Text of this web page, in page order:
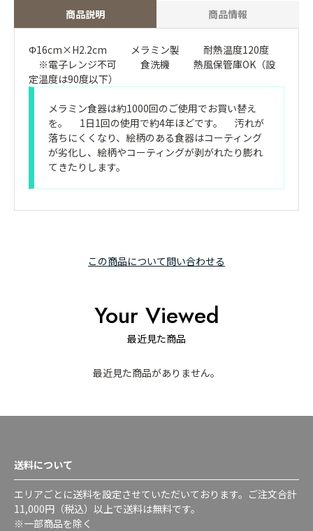
商品説明 商品情報
Φ16cm×H2.2cm メラミン製 耐熱温度120度
※電子レンジ不可 食洗機 熱風保管庫OK（設
定温度は90度以下）
メラミン食器は約1000回のご使用でお買い替え
を。 1日1回の使用で約4年ほどです。 汚れが
落ちにくくなり、絵柄のある食器はコーティング
が劣化し、絵柄やコーティングが剥がれたり膨れ
てきたりします。
この商品について問い合わせる
Your Viewed
最近見た商品
最近見た商品がありません。
送料について
エリアごとに送料を設定させていただいております。ご注文合計
11,000円（税込）以上で送料は無料です。
※一部商品を除く